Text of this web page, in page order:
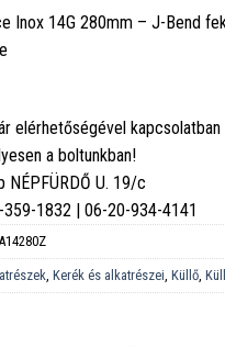
Inox 14G 280mm – J-Bend
elérhetőségével
a boltunkban!
NÉPFÜRDŐ U. 19/c
1832 | 06-20-934-4141
Kerék és alkatrészei Küllő